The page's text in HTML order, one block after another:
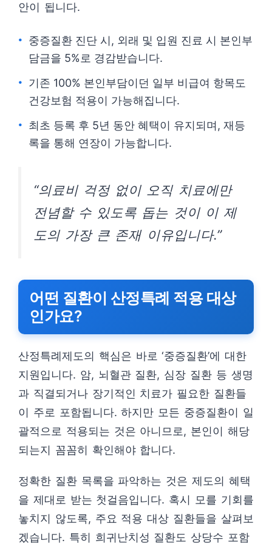
안이 됩니다.
중증질환 진단 시, 외래 및 입원 진료 시 본인부
담금을 5%로 경감받습니다.
기존 100% 본인부담이던 일부 비급여 항목도
건강보험 적용이 가능해집니다.
최초 등록 후 5년 동안 혜택이 유지되며, 재등
록을 통해 연장이 가능합니다.
“의료비 걱정 없이 오직 치료에만
전념할 수 있도록 돕는 것이 이 제
도의 가장 큰 존재 이유입니다.”
어떤 질환이 산정특례 적용 대상
인가요?
산정특례제도의 핵심은 바로 ‘중증질환’에 대한
지원입니다. 암, 뇌혈관 질환, 심장 질환 등 생명
과 직결되거나 장기적인 치료가 필요한 질환들
이 주로 포함됩니다. 하지만 모든 중증질환이 일
괄적으로 적용되는 것은 아니므로, 본인이 해당
되는지 꼼꼼히 확인해야 합니다.
정확한 질환 목록을 파악하는 것은 제도의 혜택
을 제대로 받는 첫걸음입니다. 혹시 모를 기회를
놓치지 않도록, 주요 적용 대상 질환들을 살펴보
겠습니다. 특히 희귀난치성 질환도 상당수 포함